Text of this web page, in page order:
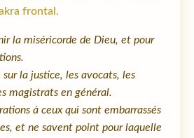
frontal.
la miséricorde de Dieu, et pour
la justice, les avocats, les
magistrats en général.
à ceux qui sont embarrassés
et ne savent point pour laquelle